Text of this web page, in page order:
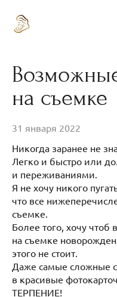
на съемке
31 января 2022
Никогда заранее не
Легко и быстро или
и переживаниями.
Я не хочу никого
что все
съемке.
Более того, хочу
на съемке
этого не стоит.
Даже самые сложные
в красивые
ТЕРПЕНИЕ!